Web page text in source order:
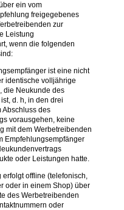
ein vom
freigegebenes
zur
Leistung
wenn die folgenden
ist eine nicht
identische volljährige
die Neukunde des
d. h, in den drei
Abschluss des
vorausgehen, keine
mit dem Werbetreibenden
Empfehlungsempfänger
oder Leistungen hatte.
erfolgt offline (telefonisch,
oder in einem Shop) über
des Werbetreibenden
oder